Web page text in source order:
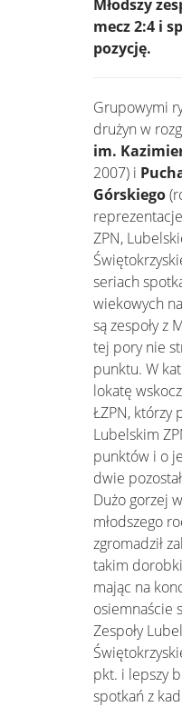
Młodszy
mecz 2:4 i
pozycję.
Grupowymi
drużyn w
im.
2007) i
Górskiego
ZPN,
seriach
wiekowych
są zespoły z
tej pory nie
punktu. W
lokatę
ŁZPN, którzy
Lubelskim
punktów i o
dwie
Dużo gorzej
młodszego
zgromadził
takim
mając na
osiemnaście
Zespoły
pkt. i lepszy
spotkań z